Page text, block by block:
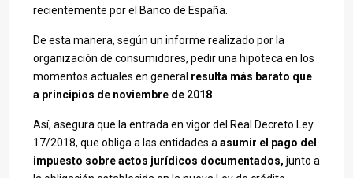
recientemente por el Banco de España.
De esta manera, según un informe realizado por la
organización de consumidores, pedir una hipoteca en los
momentos actuales en general resulta más barato que
a principios de noviembre de 2018
Así, asegura que la entrada en vigor del Real Decreto Ley
17/2018, que obliga a las entidades a asumir el pago del
impuesto sobre actos jurídicos documentados, junto a